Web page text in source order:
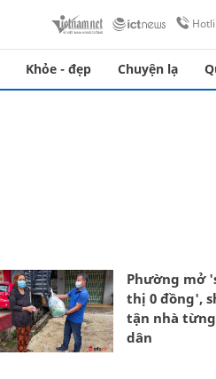
Khỏe - đẹp Chuyện lạ
Phường mở
thị 0 đồng',
tận nhà
dân